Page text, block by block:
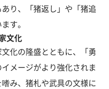
り、「猪返し」や「猪追
す。
文化
化の隆盛とともに、「勇
メージがより強化されま
み、猪札や武具の文様に